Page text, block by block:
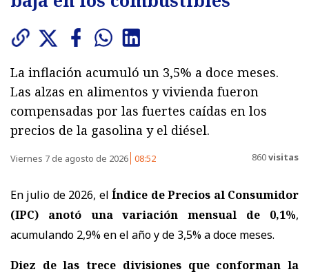
La inflación acumuló un 3,5% a doce meses.
Las alzas en alimentos y vivienda fueron
compensadas por las fuertes caídas en los
precios de la gasolina y el diésel.
Viernes 7 de agosto de 2026 08:52 860visitas
En julio de 2026, elÍndice de Precios al Consumidor
(IPC) anotó una variación mensual de 0,1%,
acumulando 2,9% en el año y de 3,5% a doce meses.
Diez de las trece divisiones que conforman la